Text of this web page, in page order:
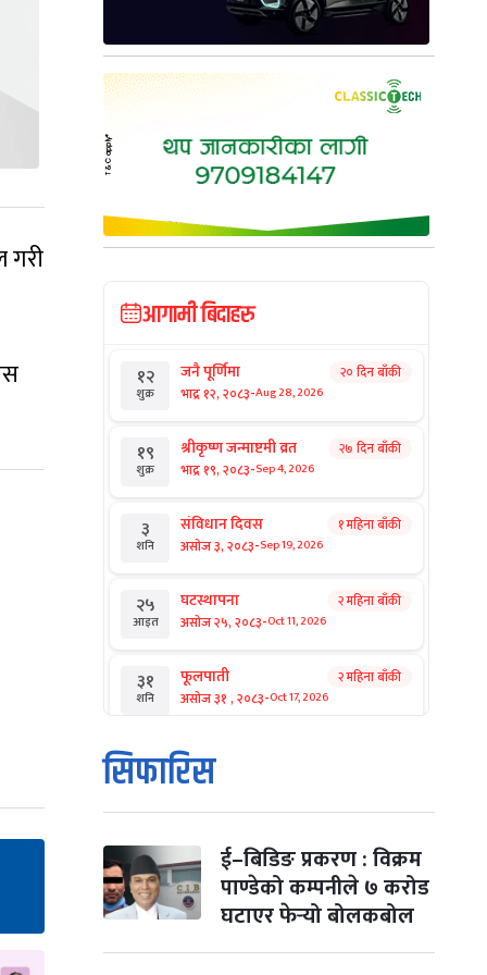
गरी
आगामी बिदाहरु
१२
शुक्र
जनै पूर्णिमा
भाद्र १२, २०८३-Aug 28, 2026
२० दिन बाँकी
१९
शुक्र
श्रीकृष्ण जन्माष्टमी व्रत
भाद्र १९, २०८३-Sep 4, 2026
२७ दिन बाँकी
३
शनि
संविधान दिवस
असोज ३, २०८३-Sep 19, 2026
१ महिना बाँकी
२५
आइत
घटस्थापना
असोज २५, २०८३-Oct 11, 2026
२ महिना बाँकी
३१
शनि
फूलपाती
असोज ३१ , २०८३-Oct 17, 2026
२ महिना बाँकी
१
आइत
कार्तिक सङ्क्रान्ति
कार्तिक १, २०८३
मंगल कार्तिक ३, २०८३-Oct 20, 2026
४ विजयादशमी
कार्तिक ४, २०८३-Oct 21, 2026
२ महिना बाँकी
सिफारिस
ई–बिडिङ प्रकरण : विक्रम
पाण्डेको कम्पनीले ७ करोड
घटाएर फेर्‍यो बोलकबोल